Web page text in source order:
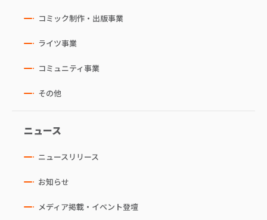
コミック制作・出版事業
ライツ事業
コミュニティ事業
その他
ニュース
ニュースリリース
お知らせ
メディア掲載・イベント登壇